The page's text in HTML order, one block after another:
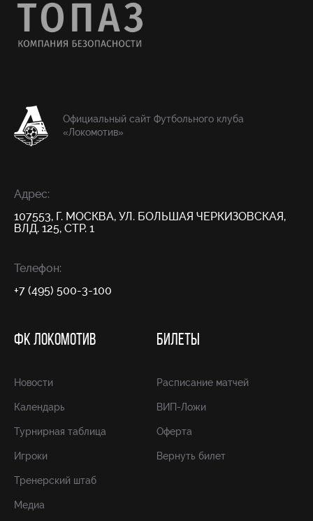
Официальный сайт Футбольного клуба
«Локомотив»
Адрес:
107553, Г. МОСКВА, УЛ. БОЛЬШАЯ ЧЕРКИЗОВСКАЯ,
ВЛД. 125, СТР. 1
Телефон:
+7 (495) 500-3-100
ФК ЛОКОМОТИВ
Новости
Календарь
Турнирная таблица
Игроки
Тренерский штаб
Медиа
БИЛЕТЫ
Расписание матчей
ВИП-Ложи
Оферта
Вернуть билет